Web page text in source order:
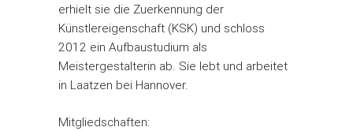
erhielt sie die Zuerkennung der
Künstlereigenschaft (KSK) und schloss
2012 ein Aufbaustudium als
Meistergestalterin ab. Sie lebt und arbeitet
in Laatzen bei Hannover.
Mitgliedschaften: